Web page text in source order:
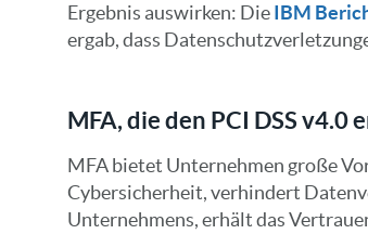
Ergebnis auswirken: DieIBM
ergab, dass
MFA, die den PCI DSS v4.0
MFA bietet Unternehmen große
Cybersicherheit, verhindert
Unternehmens, erhält das